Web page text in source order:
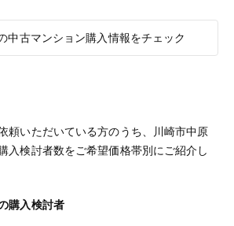
中古マンション購入情報をチェック
頼いただいている方のうち、川崎市中原
入検討者数をご希望価格帯別にご紹介し
購入検討者